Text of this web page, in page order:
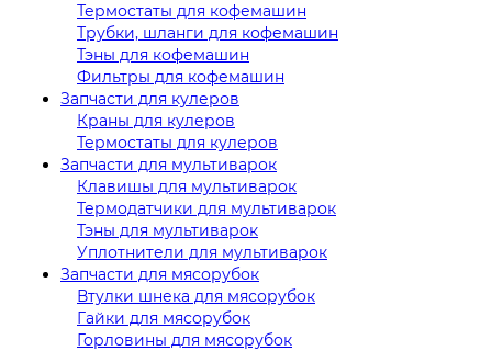
Термостаты для кофемашин
Трубки, шланги для кофемашин
Тэны для кофемашин
Фильтры для кофемашин
Запчасти для кулеров
Краны для кулеров
Термостаты для кулеров
Запчасти для мультиварок
Клавишы для мультиварок
Термодатчики для мультиварок
Тэны для мультиварок
Уплотнители для мультиварок
Запчасти для мясорубок
Втулки шнека для мясорубок
Гайки для мясорубок
Горловины для мясорубок